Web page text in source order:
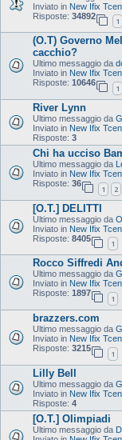
Inviato in New Ifix
Risposte: 34892
1
(O.T) Governo
cacchio?
Ultimo messaggio da
Inviato in New Ifix
Risposte: 10646
1
River Lynn
Ultimo messaggio da
Inviato in New Ifix
Risposte: 3
Chi ha ucciso
Ultimo messaggio da
Inviato in New Ifix
Risposte: 36
1 2
[O.T.] DELITTI
Ultimo messaggio da
Inviato in New Ifix
Risposte: 8405
1
Rocco Siffredi
Ultimo messaggio da
Inviato in New Ifix
Risposte: 1897
1
brazzers.com
Ultimo messaggio da
Inviato in New Ifix
Risposte: 3215
1
Lilly Bell
Ultimo messaggio da
Inviato in New Ifix
Risposte: 4
[O.T.] Olimpiadi
Ultimo messaggio da